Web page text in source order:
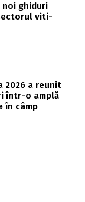
noi ghiduri
viti-
2026 a reunit
într-o amplă
în câmp